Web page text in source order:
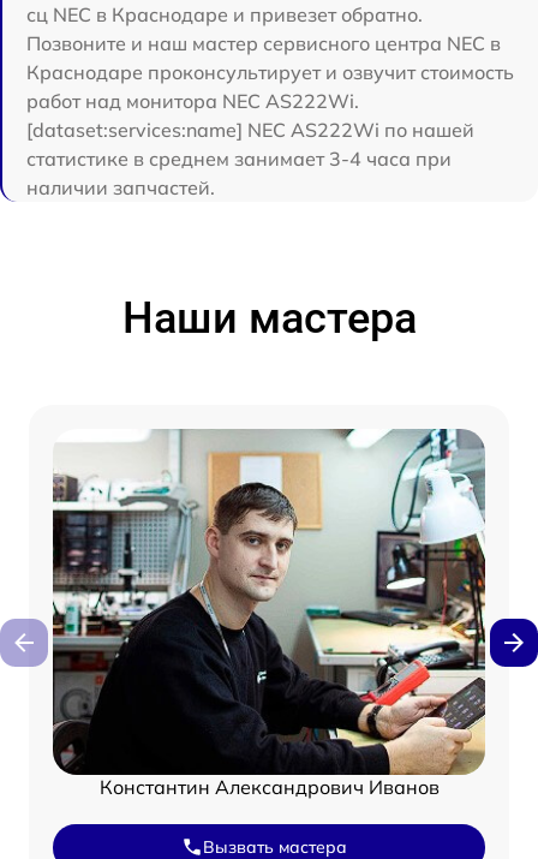
сц NEC в Краснодаре и привезет обратно.
Позвоните и наш мастер сервисного центра NEC в
Краснодаре проконсультирует и озвучит стоимость
работ над монитора NEC AS222Wi.
[dataset:services:name] NEC AS222Wi по нашей
статистике в среднем занимает 3-4 часа при
наличии запчастей.
Наши мастера
Константин Александрович Иванов
Вызвать мастера